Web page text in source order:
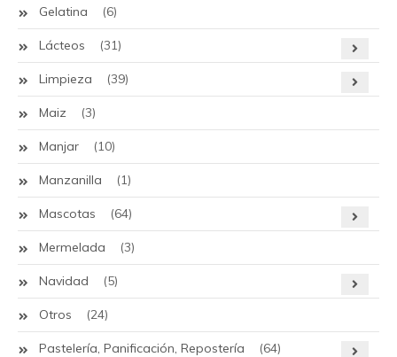
Gelatina (6)
Lácteos (31)
Limpieza (39)
Maiz (3)
Manjar (10)
Manzanilla (1)
Mascotas (64)
Mermelada (3)
Navidad (5)
Otros (24)
Pastelería, Panificación, Repostería (64)